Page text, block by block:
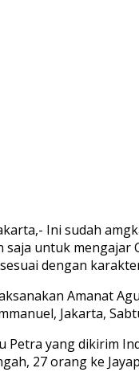
Ini sudah
untuk
dengan
Amanat
Jakarta,
yang dikirim
27 orang ke